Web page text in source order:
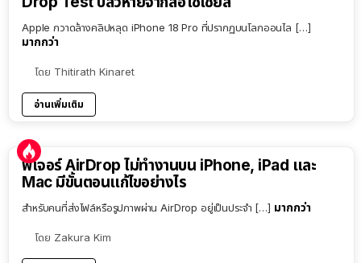
Apple กวาดล้างคลิปหลุด iPhone 18 Pro ที่ปรากฏบนโลกออนไล […]
มากกว่า
โดย Thitirath Kinaret
อ่านเพิ่มเติม
ฟีเจอร์ AirDrop ไม่ทำงานบน iPhone, iPad และ
Mac มีขั้นตอนแก้ไขอย่างไร
สำหรับคนที่ส่งไฟล์หรือรูปภาพผ่าน AirDrop อยู่เป็นประจำ […] มากกว่า
โดย Zakura Kim